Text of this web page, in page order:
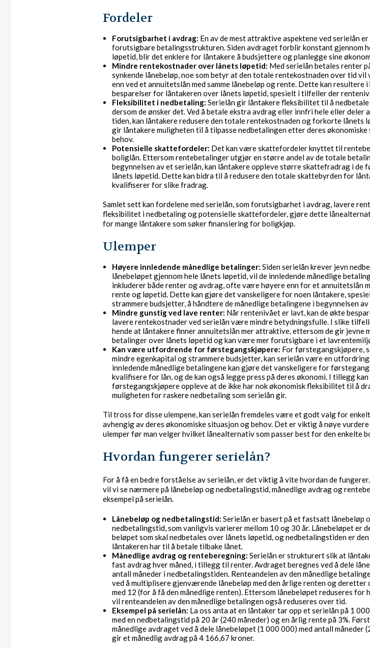
Fordeler
Forutsigbarhet i avdrag: En av de mest attraktive aspektene ved serielån er
forutsigbare betalingsstrukturen. Siden avdraget forblir konstant gjennom
løpetid, blir det enklere for låntakere å budsjettere og planlegge sine
Mindre rentekostnader over lånets løpetid: Med serielån betales renter
synkende lånebeløp, noe som betyr at den totale rentekostnaden over tid
enn ved et annuitetslån med samme lånebeløp og rente. Dette kan resultere
besparelser for låntakeren over lånets løpetid, spesielt i tilfeller der
Fleksibilitet i nedbetaling: Serielån gir låntakere fleksibilitet til å
dersom de ønsker det. Ved å betale ekstra avdrag eller innfri hele eller deler
tiden, kan låntakere redusere den totale rentekostnaden og forkorte lånets
gir låntakere muligheten til å tilpasse nedbetalingen etter deres
behov.
Potensielle skattefordeler: Det kan være skattefordeler knyttet til
boliglån. Ettersom rentebetalinger utgjør en større andel av de totale
begynnelsen av et serielån, kan låntakere oppleve større skattefradrag i de
lånets løpetid. Dette kan bidra til å redusere den totale skattebyrden for
kvalifiserer for slike fradrag.
Samlet sett kan fordelene med serielån, som forutsigbarhet i avdrag, lavere
fleksibilitet i nedbetaling og potensielle skattefordeler, gjøre dette
for mange låntakere som søker finansiering for boligkjøp.
Ulemper
Høyere innledende månedlige betalinger: Siden serielån krever jevn
lånebeløpet gjennom hele lånets løpetid, vil de innledende månedlige
inkluderer både renter og avdrag, ofte være høyere enn for et annuitetslån
rente og løpetid. Dette kan gjøre det vanskeligere for noen låntakere,
strammere budsjetter, å håndtere de månedlige betalingene i begynnelsen
Mindre gunstig ved lave renter: Når rentenivået er lavt, kan de økte
lavere rentekostnader ved serielån være mindre betydningsfulle. I slike
hende at låntakere finner annuitetslån mer attraktive, ettersom de gir jevne
betalinger over lånets løpetid og kan være mer forutsigbare i et
Kan være utfordrende for førstegangskjøpere: For førstegangskjøpere,
mindre egenkapital og strammere budsjetter, kan serielån være en
innledende månedlige betalingene kan gjøre det vanskeligere for
kvalifisere for lån, og de kan også legge press på deres økonomi. I tillegg kan
førstegangskjøpere oppleve at de ikke har nok økonomisk fleksibilitet til å
muligheten for raskere nedbetaling som serielån gir.
Til tross for disse ulempene, kan serielån fremdeles være et godt valg for
avhengig av deres økonomiske situasjon og behov. Det er viktig å nøye
ulemper før man velger hvilket lånealternativ som passer best for den enkelte
Hvordan fungerer serielån?
For å få en bedre forståelse av serielån, er det viktig å vite hvordan de
vil vi se nærmere på lånebeløp og nedbetalingstid, månedlige avdrag og
eksempel på serielån.
Lånebeløp og nedbetalingstid: Serielån er basert på et fastsatt lånebeløp
nedbetalingstid, som vanligvis varierer mellom 10 og 30 år. Lånebeløpet er
beløpet som skal nedbetales over lånets løpetid, og nedbetalingstiden er
låntakeren har til å betale tilbake lånet.
Månedlige avdrag og renteberegning: Serielån er strukturert slik at
fast avdrag hver måned, i tillegg til renter. Avdraget beregnes ved å dele
antall måneder i nedbetalingstiden. Renteandelen av den månedlige
ved å multiplisere gjenværende lånebeløp med den årlige renten og
med 12 (for å få den månedlige renten). Ettersom lånebeløpet reduseres for
vil renteandelen av den månedlige betalingen også reduseres over tid.
Eksempel på serielån: La oss anta at en låntaker tar opp et serielån på 1
med en nedbetalingstid på 20 år (240 måneder) og en årlig rente på 3%.
månedlige avdraget ved å dele lånebeløpet (1 000 000) med antall måneder
gir et månedlig avdrag på 4 166,67 kroner.